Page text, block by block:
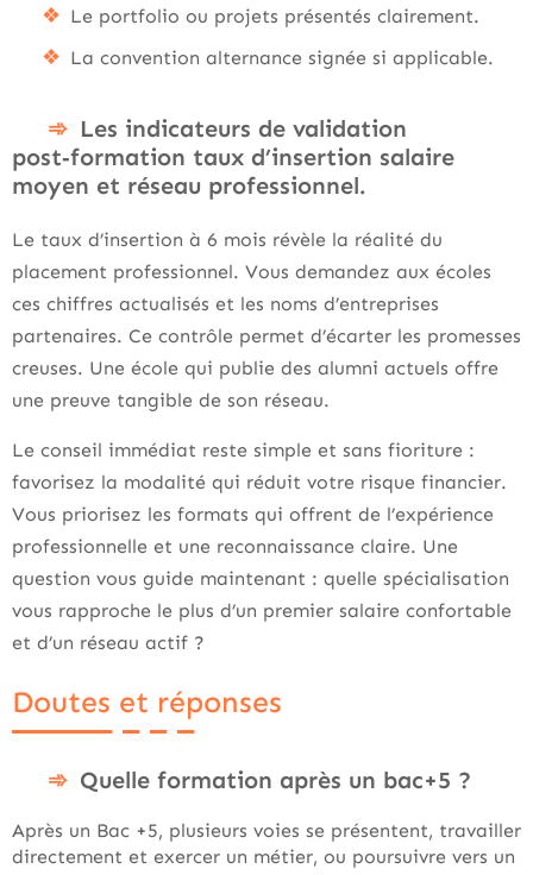
Le portfolio ou projets présentés clairement.
La convention alternance signée si applicable.
Les indicateurs de validation
post‑formation taux d’insertion salaire
moyen et réseau professionnel.
Le taux d’insertion à 6 mois révèle la réalité du
placement professionnel. Vous demandez aux écoles
ces chiffres actualisés et les noms d’entreprises
partenaires. Ce contrôle permet d’écarter les promesses
creuses. Une école qui publie des alumni actuels offre
une preuve tangible de son réseau.
Le conseil immédiat reste simple et sans fioriture :
favorisez la modalité qui réduit votre risque financier.
Vous priorisez les formats qui offrent de l’expérience
professionnelle et une reconnaissance claire. Une
question vous guide maintenant : quelle spécialisation
vous rapproche le plus d’un premier salaire confortable
et d’un réseau actif ?
Doutes et réponses
Quelle formation après un bac+5 ?
Après un Bac +5, plusieurs voies se présentent, travailler
directement et exercer un métier, ou poursuivre vers un